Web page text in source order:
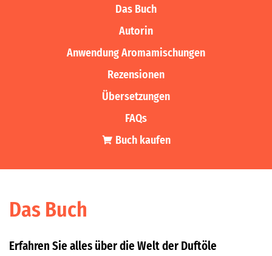
Das Buch
Autorin
Anwendung Aromamischungen
Rezensionen
Übersetzungen
FAQs
Buch kaufen
Das Buch
Erfahren Sie alles über die Welt der Duftöle